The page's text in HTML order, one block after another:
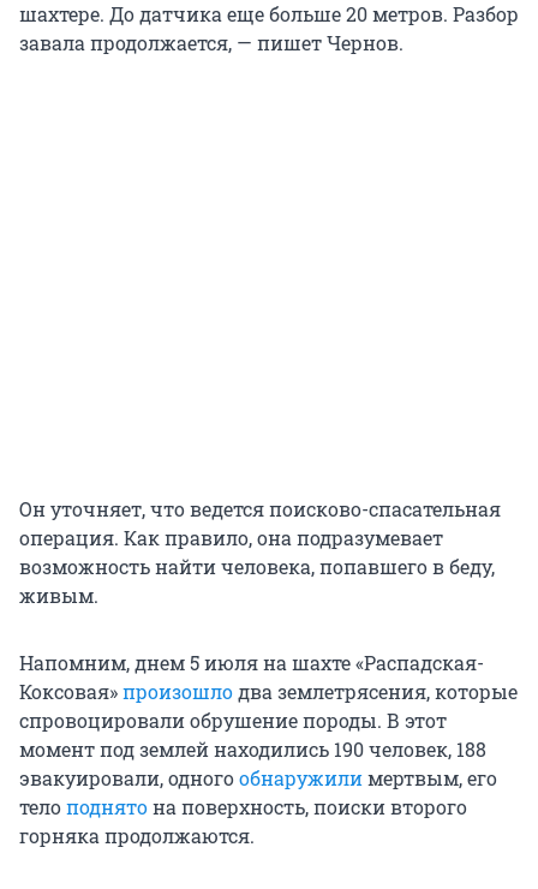
шахтере. До датчика еще больше 20 метров. Разбор
завала продолжается, — пишет Чернов.
Он уточняет, что ведется поисково-спасательная
операция. Как правило, она подразумевает
возможность найти человека, попавшего в беду,
живым.
Напомним, днем 5 июля на шахте «Распадская-
Коксовая»произошлодва землетрясения, которые
спровоцировали обрушение породы. В этот
момент под землей находились 190 человек, 188
эвакуировали, одногообнаружилимертвым, его
телоподнятона поверхность, поиски второго
горняка продолжаются.